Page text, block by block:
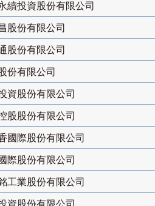
續投資股份有限公司
股份有限公司
股份有限公司
份有限公司
資股份有限公司
股股份有限公司
國際股份有限公司
際股份有限公司
工業股份有限公司